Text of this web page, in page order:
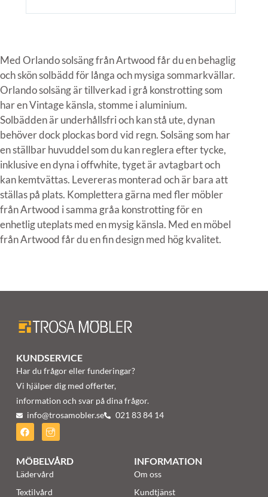
Med Orlando solsäng från Artwood får du en behaglig
och skön solbädd för långa och mysiga sommarkvällar.
Orlando solsäng är tillverkad i grå konstrotting som
har en Vintage känsla, stomme i aluminium.
Solbädden är underhållsfri och kan stå ute, dynan
behöver dock plockas bord vid regn. Solsäng som har
en ställbar huvuddel som du kan reglera efter tycke,
inklusive en dyna i offwhite, tyget är avtagbart och
kan kemtvättas. Levereras monterad och är bara att
ställas på plats. Komplettera gärna med fler möbler
från Artwood i samma gråa konstrotting för en
enhetlig uteplats med en mysig känsla. Med en möbel
från Artwood får du en fin design med hög kvalitet.
KUNDSERVICE
Har du frågor eller funderingar?
Vi hjälper dig med offerter,
information och svar på dina frågor.
info@trosamobler.se 021 83 84 14
MÖBELVÅRD
Lädervård
Textilvård
INFORMATION
Om oss
Kundtjänst